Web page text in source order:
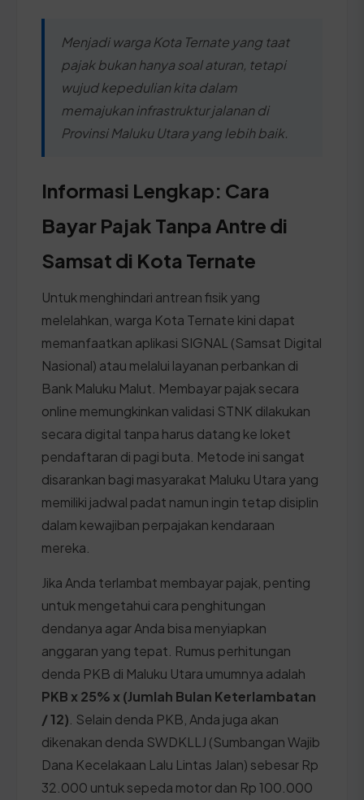
Menjadi warga Kota Ternate yang taat
pajak bukan hanya soal aturan, tetapi
wujud kepedulian kita dalam
memajukan infrastruktur jalanan di
Provinsi Maluku Utara yang lebih baik.
Informasi Lengkap: Cara
Bayar Pajak Tanpa Antre di
Samsat di Kota Ternate
Untuk menghindari antrean fisik yang
melelahkan, warga Kota Ternate kini dapat
memanfaatkan aplikasi SIGNAL (Samsat Digital
Nasional) atau melalui layanan perbankan di
Bank Maluku Malut. Membayar pajak secara
online memungkinkan validasi STNK dilakukan
secara digital tanpa harus datang ke loket
pendaftaran di pagi buta. Metode ini sangat
disarankan bagi masyarakat Maluku Utara yang
memiliki jadwal padat namun ingin tetap disiplin
dalam kewajiban perpajakan kendaraan
mereka.
Jika Anda terlambat membayar pajak, penting
untuk mengetahui cara penghitungan
dendanya agar Anda bisa menyiapkan
anggaran yang tepat. Rumus perhitungan
denda PKB di Maluku Utara umumnya adalah
PKB x 25% x (Jumlah Bulan Keterlambatan
/ 12) . Selain denda PKB, Anda juga akan
dikenakan denda SWDKLLJ (Sumbangan Wajib
Dana Kecelakaan Lalu Lintas Jalan) sebesar Rp
32.000 untuk sepeda motor dan Rp 100.000